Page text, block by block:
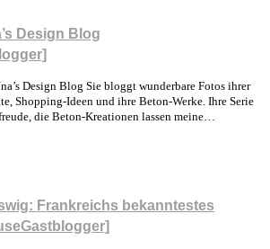
Design Blog
Design Blog Sie bloggt wunderbare Fotos ihrer
Shopping-Ideen und ihre Beton-Werke. Ihre Serie
die Beton-Kreationen lassen meine…
Frankreichs bekanntestes